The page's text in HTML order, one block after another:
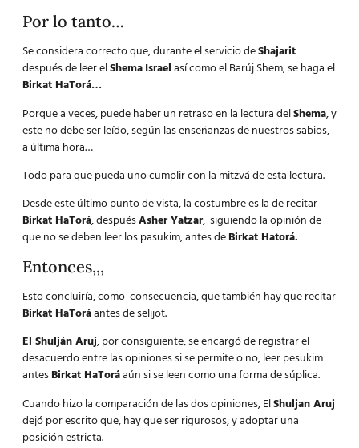
Por lo tanto…
Se considera correcto que, durante el servicio deShajarit
después de leer elShemaIsraelasí como el Barúj Shem, se haga el
Birkat HaTorá…
Porque a veces, puede haber un retraso en la lectura delShema, y
este no debe ser leído, según las enseñanzas de nuestros sabios,
a última hora…
Todo para que pueda uno cumplir con la mitzvá de esta lectura.
Desde este último punto de vista, la costumbre es la de recitar
Birkat HaTorá, despuésAsher Yatzar, siguiendo la opinión de
que no se deben leer los pasukim, antes deBirkat Hatorá.
Entonces,,,
Esto concluiría, como consecuencia, que también hay que recitar
Birkat HaToráantes de selijot.
El Shulján Aruj, por consiguiente, se encargó de registrar el
desacuerdo entre las opiniones si se permite o no, leer pesukim
antesBirkat HaToráaún si se leen como una forma de súplica.
Cuando hizo la comparación de las dos opiniones, ElShuljan Aruj
dejó por escrito que, hay que ser rigurosos, y adoptar una
posición estricta.